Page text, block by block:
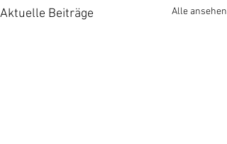
Aktuelle Beiträge Alle ansehen